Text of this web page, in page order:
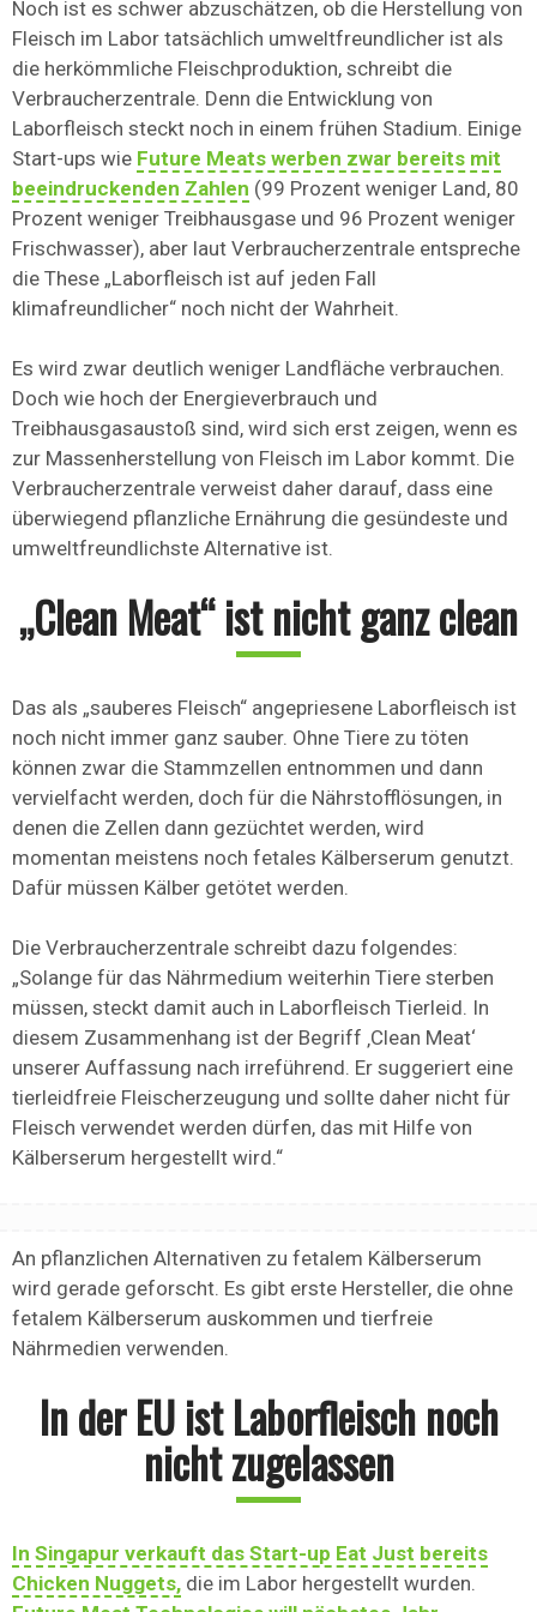
Noch ist es schwer abzuschätzen, ob die Herstellung von
Fleisch im Labor tatsächlich umweltfreundlicher ist als
die herkömmliche Fleischproduktion, schreibt die
Verbraucherzentrale. Denn die Entwicklung von
Laborfleisch steckt noch in einem frühen Stadium. Einige
Start-ups wie Future Meats werben zwar bereits mit
beeindruckenden Zahlen (99 Prozent weniger Land, 80
Prozent weniger Treibhausgase und 96 Prozent weniger
Frischwasser), aber laut Verbraucherzentrale entspreche
die These „Laborfleisch ist auf jeden Fall
klimafreundlicher“ noch nicht der Wahrheit.
Es wird zwar deutlich weniger Landfläche verbrauchen.
Doch wie hoch der Energieverbrauch und
Treibhausgasaustoß sind, wird sich erst zeigen, wenn es
zur Massenherstellung von Fleisch im Labor kommt. Die
Verbraucherzentrale verweist daher darauf, dass eine
überwiegend pflanzliche Ernährung die gesündeste und
umweltfreundlichste Alternative ist.
„Clean Meat“ ist nicht ganz clean
Das als „sauberes Fleisch“ angepriesene Laborfleisch ist
noch nicht immer ganz sauber. Ohne Tiere zu töten
können zwar die Stammzellen entnommen und dann
vervielfacht werden, doch für die Nährstofflösungen, in
denen die Zellen dann gezüchtet werden, wird
momentan meistens noch fetales Kälberserum genutzt.
Dafür müssen Kälber getötet werden.
Die Verbraucherzentrale schreibt dazu folgendes:
„Solange für das Nährmedium weiterhin Tiere sterben
müssen, steckt damit auch in Laborfleisch Tierleid. In
diesem Zusammenhang ist der Begriff ‚Clean Meat‘
unserer Auffassung nach irreführend. Er suggeriert eine
tierleidfreie Fleischerzeugung und sollte daher nicht für
Fleisch verwendet werden dürfen, das mit Hilfe von
Kälberserum hergestellt wird.“
An pflanzlichen Alternativen zu fetalem Kälberserum
wird gerade geforscht. Es gibt erste Hersteller, die ohne
fetalem Kälberserum auskommen und tierfreie
Nährmedien verwenden.
In der EU ist Laborfleisch noch
nicht zugelassen
In Singapur verkauft das Start-up Eat Just bereits
Chicken Nuggets, die im Labor hergestellt wurden.